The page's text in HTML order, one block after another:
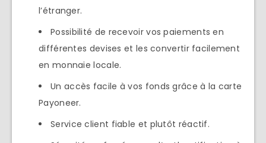
l’étranger.
Possibilité de recevoir vos paiements en
différentes devises et les convertir facilement
en monnaie locale.
Un accès facile à vos fonds grâce à la carte
Payoneer.
Service client fiable et plutôt réactif.